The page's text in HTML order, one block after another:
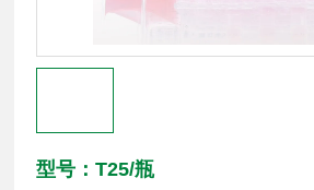
型号：T25/瓶